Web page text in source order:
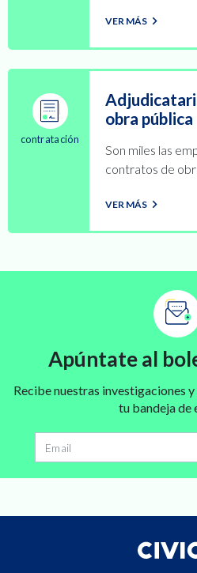
VER MÁS
contratación
obra pública
Son miles las
contratos de
VER MÁS
Apúntate al
Recibe nuestras investigaciones
tu bandeja de